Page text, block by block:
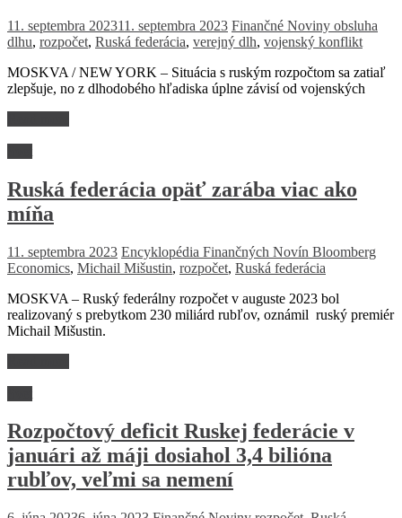
11. septembra 202311. septembra 2023 Finančné Noviny obsluha
dlhu, rozpočet, Ruská federácia, verejný dlh, vojenský konflikt
MOSKVA / NEW YORK – Situácia s ruským rozpočtom sa zatiaľ
zlepšuje, no z dlhodobého hľadiska úplne závisí od vojenských
Ruská federácia opäť zarába viac ako
míňa
11. septembra 2023 Encyklopédia Finančných Novín Bloomberg
Economics, Michail Mišustin, rozpočet, Ruská federácia
MOSKVA – Ruský federálny rozpočet v auguste 2023 bol
realizovaný s prebytkom 230 miliárd rubľov, oznámil ruský premiér
Michail Mišustin.
Rozpočtový deficit Ruskej federácie v
januári až máji dosiahol 3,4 bilióna
rubľov, veľmi sa nemení